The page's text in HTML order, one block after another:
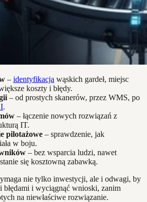
– identyfikacja wąskich gardeł, miejsc
koszty i błędy.
– od prostych skanerów, przez WMS, po
.
– łączenie nowych rozwiązań z
IT.
pilotażowe – sprawdzenie, jak
w boju.
– bez wsparcia ludzi, nawet
się kosztowną zabawką.
nie tylko inwestycji, ale i odwagi, by
błędami i wyciągnąć wnioski, zanim
na niewłaściwe rozwiązanie.